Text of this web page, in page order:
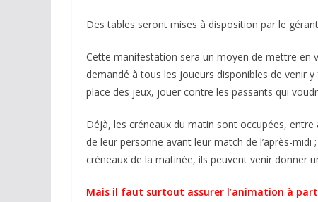
Des tables seront mises à disposition par le
Cette manifestation sera un moyen de mettre en
demandé à tous les joueurs disponibles de venir
place des jeux, jouer contre les passants qui
Déjà, les créneaux du matin sont occupées,
de leur personne avant leur match de l’après-midi
créneaux de la matinée, ils peuvent venir donner
Mais il faut surtout assurer l’animation à